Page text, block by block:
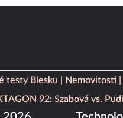
testy Blesku Nemovitosti
92: Szabová vs.